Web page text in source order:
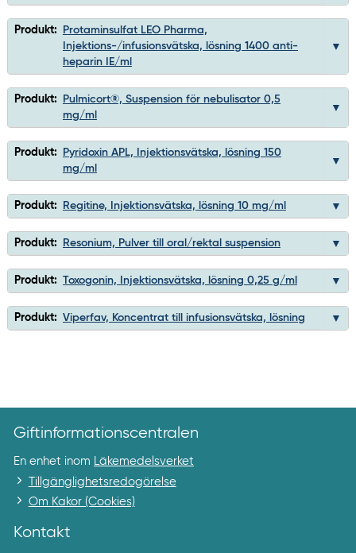
Produkt:
Protaminsulfat LEO Pharma,
Injektions-/infusionsvätska, lösning 1400 anti-
heparin IE/ml
Produkt:
Pulmicort®, Suspension för nebulisator 0,5
mg/ml
Produkt:
Pyridoxin APL, Injektionsvätska, lösning 150
mg/ml
Produkt: Regitine, Injektionsvätska, lösning 10 mg/ml
Produkt: Resonium, Pulver till oral/rektal suspension
Produkt: Toxogonin, Injektionsvätska, lösning 0,25 g/ml
Produkt: Viperfav, Koncentrat till infusionsvätska, lösning
Giftinformationscentralen
En enhet inom Läkemedelsverket
Tillgänglighetsredogörelse
Om Kakor (Cookies)
Kontakt